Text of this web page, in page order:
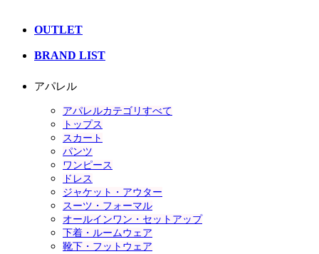
OUTLET
BRAND LIST
アパレル
アパレルカテゴリすべて
トップス
スカート
パンツ
ワンピース
ドレス
ジャケット・アウター
スーツ・フォーマル
オールインワン・セットアップ
下着・ルームウェア
靴下・フットウェア